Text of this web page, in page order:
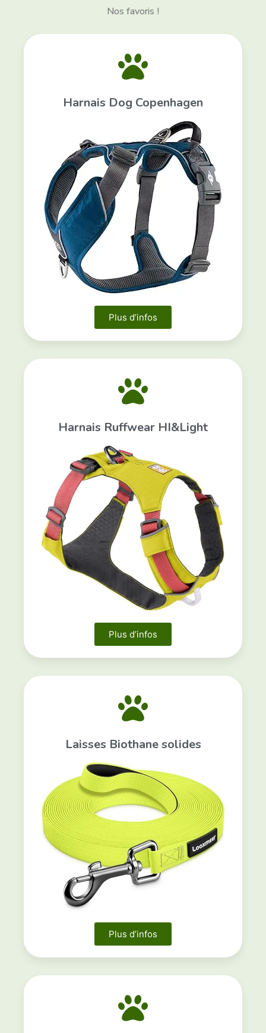
Nos favoris !
Harnais Dog Copenhagen
Plus d’infos
Harnais Ruffwear HI&Light
Plus d’infos
Laisses Biothane solides
Plus d’infos